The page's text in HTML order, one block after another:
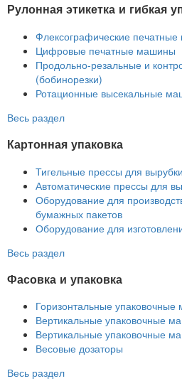
Рулонная этикетка и гибкая
Флексографические
Цифровые печатные машины
Продольно-резальные и
(бобинорезки)
Ротационные высекальные
Весь раздел
Картонная упаковка
Тигельные прессы для
Автоматические прессы для
Оборудование для
бумажных пакетов
Оборудование для
Весь раздел
Фасовка и упаковка
Горизонтальные
Вертикальные упаковочные
Вертикальные упаковочные
Весовые дозаторы
Весь раздел